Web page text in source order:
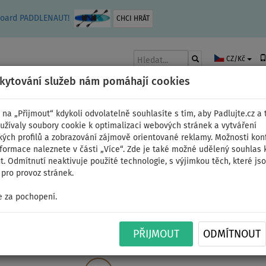
PADDLENAUT! CHCI HRÁT
služeb nám pomáhají cookies
na „Přijmout“ kdykoli odvolatelně souhlasíte s tím, aby Padlujte.cz a
soubory cookie k optimalizaci webových stránek a vytváření
profilů a zobrazování zájmově orientované reklamy. Možnosti
naleznete v části „Více“. Zde je také možné udělený souhlas
Odmítnutí neaktivuje použité technologie, s výjimkou těch, které
provoz stránek.
za pochopení.
PŘIJMOUT ODMÍTNOUT
CZ/Kč
ČLUNY A MOTORY PÁDLA PLACHTY OBLEČENÍ
Tahadlo SPINERA
nafukovací -